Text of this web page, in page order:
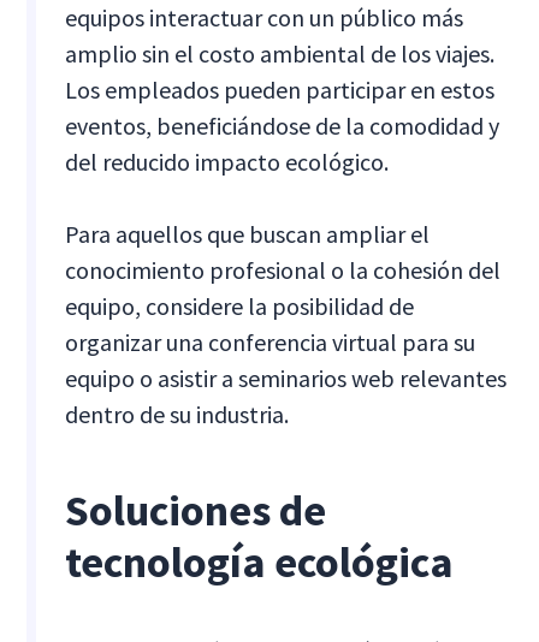
equipos interactuar con un público más
amplio sin el costo ambiental de los viajes.
Los empleados pueden participar en estos
eventos, beneficiándose de la comodidad y
del reducido impacto ecológico.
Para aquellos que buscan ampliar el
conocimiento profesional o la cohesión del
equipo, considere la posibilidad de
organizar una conferencia virtual para su
equipo o asistir a seminarios web relevantes
dentro de su industria.
Soluciones de
tecnología ecológica